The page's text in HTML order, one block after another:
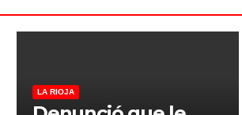
LA RIOJA